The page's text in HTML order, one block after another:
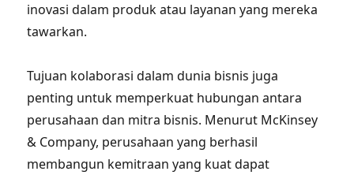
inovasi dalam produk atau layanan yang mereka
tawarkan.
Tujuan kolaborasi dalam dunia bisnis juga
penting untuk memperkuat hubungan antara
perusahaan dan mitra bisnis. Menurut McKinsey
& Company, perusahaan yang berhasil
membangun kemitraan yang kuat dapat